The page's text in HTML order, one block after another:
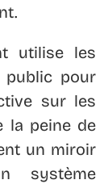
utilise les
public pour
sur les
la peine de
un miroir
système